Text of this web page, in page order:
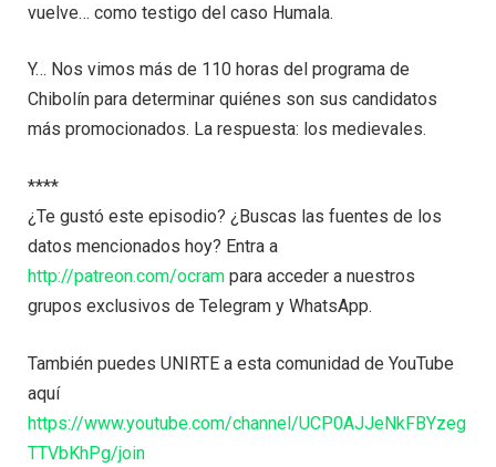
vuelve… como testigo del caso Humala.
Y… Nos vimos más de 110 horas del programa de
Chibolín para determinar quiénes son sus candidatos
más promocionados. La respuesta: los medievales.
****
¿Te gustó este episodio? ¿Buscas las fuentes de los
datos mencionados hoy? Entra a
http://patreon.com/ocram para acceder a nuestros
grupos exclusivos de Telegram y WhatsApp.
También puedes UNIRTE a esta comunidad de YouTube
aquí
https://www.youtube.com/channel/UCP0AJJeNkFBYzeg
TTVbKhPg/join